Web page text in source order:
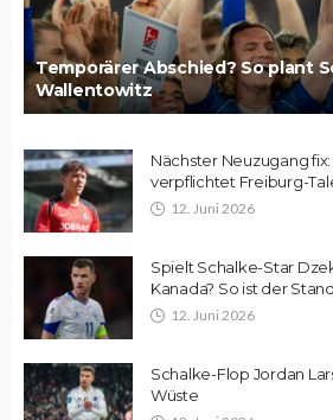
Temporärer Abschied? So plant
Wallentowitz
Nächster Neuzugang
verpflichtet Freiburg-
12. Juni 2026
Spielt Schalke-Star
Kanada? So ist der Stand
12. Juni 2026
Schalke-Flop Jordan
Wüste